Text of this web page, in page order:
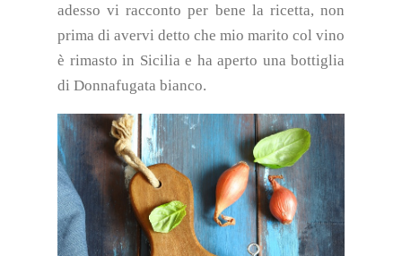
adesso vi racconto per bene la ricetta, non
prima di avervi detto che mio marito col vino
è rimasto in Sicilia e ha aperto una bottiglia
di Donnafugata bianco.